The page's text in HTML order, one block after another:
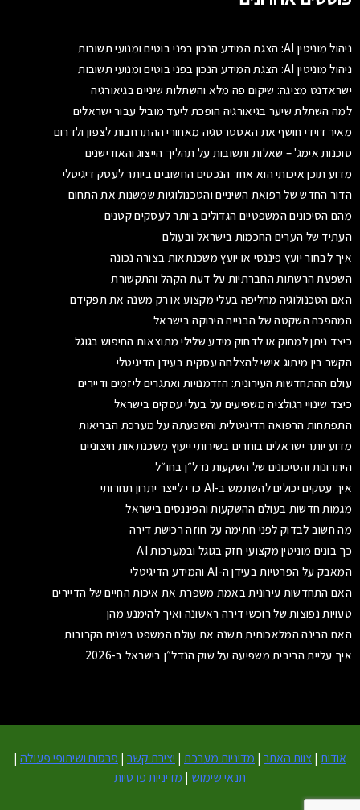
ניהול מוניטין AI: הצגת המידע הנכון בפני בוטים ומנועי תשובות
ניהול מוניטין AI: הצגת המידע הנכון בפני בוטים ומנועי תשובות
ישראדנט מציגה: שיקום פה מלא והשתלות שיניים בגיאורגיה
למה השתלת שיער בגיאורגיה הופכת ליעד מוביל עבור ישראלים
מאיר דוידי חושף את האסטרטגיה מאחורי ההתרחבות לצפון ולדרום
סוכנות אימג' – שאלות ותשובות על תהליך הייצוג והאודישנים
מדוע תוכן איכותי הוא אחד הנכסים החשובים ביותר לעסק דיגיטלי
הדור החדש של רפואת השיניים והטכנולוגיות שמשנות את התחום
מהם הסיכונים המשפטיים הגדולים ביותר לעסקים קטנים
העתיד של הערים החכמות בישראל ובעולם
איך לבחור יועץ פיננסי או יועץ משכנתאות בצורה נכונה
השפעת הרשתות החברתיות על דעת הקהל והתקשורת
האם הטכנולוגיה מחליפה בעלי מקצוע או רק משנה את תפקידם
המהפכה השקטה של הבנייה הירוקה בישראל
כיצד ניתן למחוק או לדחוק מידע שלילי מתוצאות החיפוש בגוגל
הקשר בין מיתוג אישי להצלחה עסקית בעידן הדיגיטלי
עולם ההתחדשות העירונית: הזדמנויות ואתגרים ליזמים ודיירים
כיצד שינויי רגולציה משפיעים על בעלי עסקים בישראל
התפתחות הרפואה הדיגיטלית והשפעתה על מערכת הבריאות
מדוע יותר ישראלים בוחרים בשירותי ייעוץ משכנתאות חיצוניים
היתרונות והסיכונים של השקעות נדל״ן בחו״ל
איך עסקים יכולים להשתמש ב-AI כדי לייצר יתרון תחרותי
מגמות חדשות בעולם ההשקעות והפיננסים בישראל
מה חשוב לבדוק לפני חתימה על חוזה רכישת דירה
כך בונים מוניטין מקצועי חזק בגוגל ובמערכות AI
המאבק על הפרטיות בעידן ה-AI והמידע הדיגיטלי
האם התחדשות עירונית באמת משפרת את איכות החיים של הדיירים
טעויות נפוצות של רוכשי דירה ראשונה ואיך להימנע מהן
האם הבינה המלאכותית תשנה את עולם המשפט בשנים הקרובות
איך עליית הריבית משפיעה על שוק הנדל״ן בישראל ב-2026
אודות |צוות האתר | מדיניות מערכת | יצירת קשר | פרסום ושיתופי פעולה |
תנאי שימוש | מדיניות פרטיות